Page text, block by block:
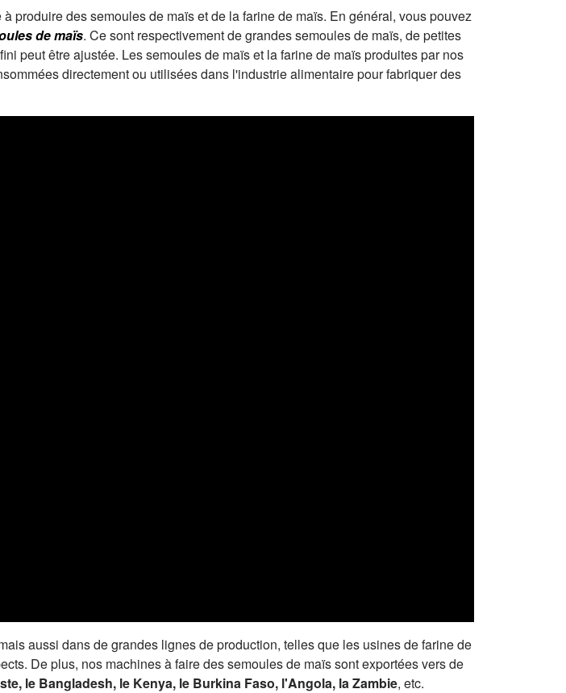
produire des semoules de maïs et de la farine de maïs. En général, vous pouvez
de maïs. Ce sont respectivement de grandes semoules de maïs, de petites
peut être ajustée. Les semoules de maïs et la farine de maïs produites par nos
directement ou utilisées dans l'industrie alimentaire pour fabriquer des
aussi dans de grandes lignes de production, telles que les usines de farine de
De plus, nos machines à faire des semoules de maïs sont exportées vers de
le Bangladesh, le Kenya, le Burkina Faso, l'Angola, la Zambie, etc.